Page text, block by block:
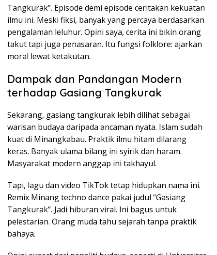
Tangkurak”. Episode demi episode ceritakan kekuatan
ilmu ini. Meski fiksi, banyak yang percaya berdasarkan
pengalaman leluhur. Opini saya, cerita ini bikin orang
takut tapi juga penasaran. Itu fungsi folklore: ajarkan
moral lewat ketakutan.
Dampak dan Pandangan Modern
terhadap Gasiang Tangkurak
Sekarang, gasiang tangkurak lebih dilihat sebagai
warisan budaya daripada ancaman nyata. Islam sudah
kuat di Minangkabau. Praktik ilmu hitam dilarang
keras. Banyak ulama bilang ini syirik dan haram.
Masyarakat modern anggap ini takhayul.
Tapi, lagu dan video TikTok tetap hidupkan nama ini.
Remix Minang techno dance pakai judul “Gasiang
Tangkurak”. Jadi hiburan viral. Ini bagus untuk
pelestarian. Orang muda tahu sejarah tanpa praktik
bahaya.